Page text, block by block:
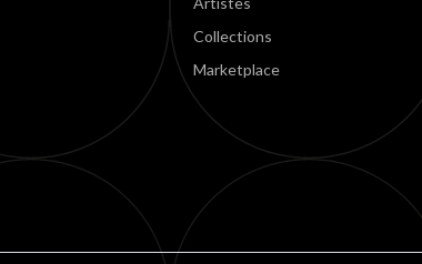
Collections
Marketplace